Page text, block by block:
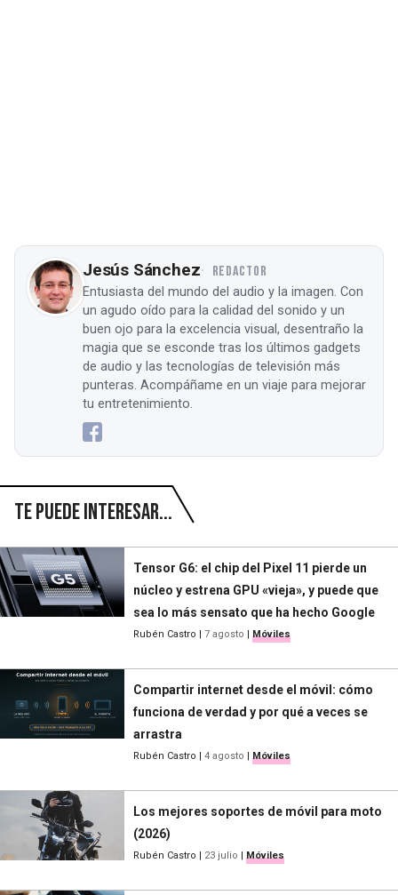
Jesús Sánchez REDACTOR
Entusiasta del mundo del audio y la imagen. Con
un agudo oído para la calidad del sonido y un
buen ojo para la excelencia visual, desentraño la
magia que se esconde tras los últimos gadgets
de audio y las tecnologías de televisión más
punteras. Acompáñame en un viaje para mejorar
tu entretenimiento.
Te puede interesar...
Tensor G6: el chip del Pixel 11 pierde un
núcleo y estrena GPU «vieja», y puede que
sea lo más sensato que ha hecho Google
Rubén Castro | 7 agosto | Móviles
Compartir internet desde el móvil: cómo
funciona de verdad y por qué a veces se
arrastra
Rubén Castro | 4 agosto | Móviles
Los mejores soportes de móvil para moto
(2026)
Rubén Castro | 23 julio | Móviles